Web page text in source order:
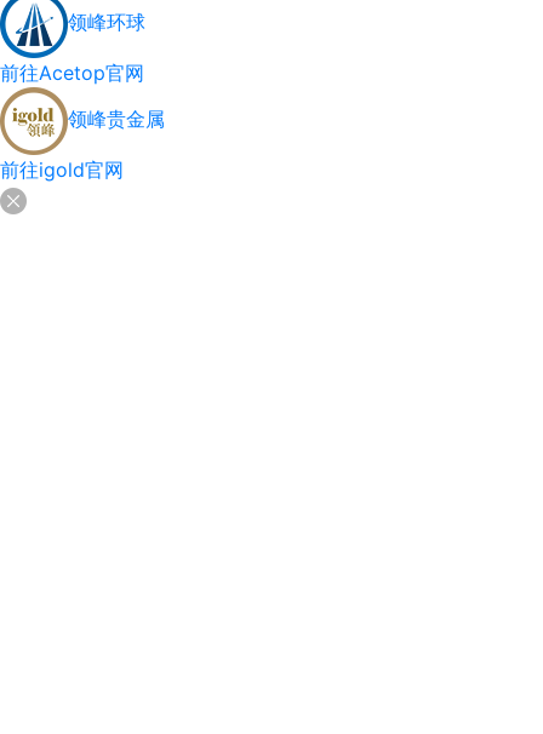
领峰环球
前往Acetop官网
领峰贵金属
前往igold官网